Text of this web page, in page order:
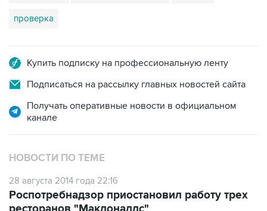
проверка
Купить подписку на профессиональную ленту
Подписаться на рассылку главных новостей сайта
Получать оперативные новости в официальном
канале
НОВОСТИ ПО ТЕМЕ
28 августа 2014 года 22:16
Роспотребнадзор приостановил работу трех